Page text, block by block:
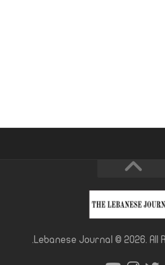
Lebanese Journal © 2026. All